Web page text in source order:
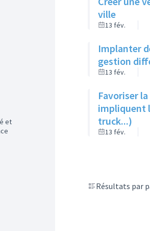
ville
13 fév.
Implanter
gestion
13 fév.
Favoriser
impliquent
truck...)
13 fév.
Résultats par